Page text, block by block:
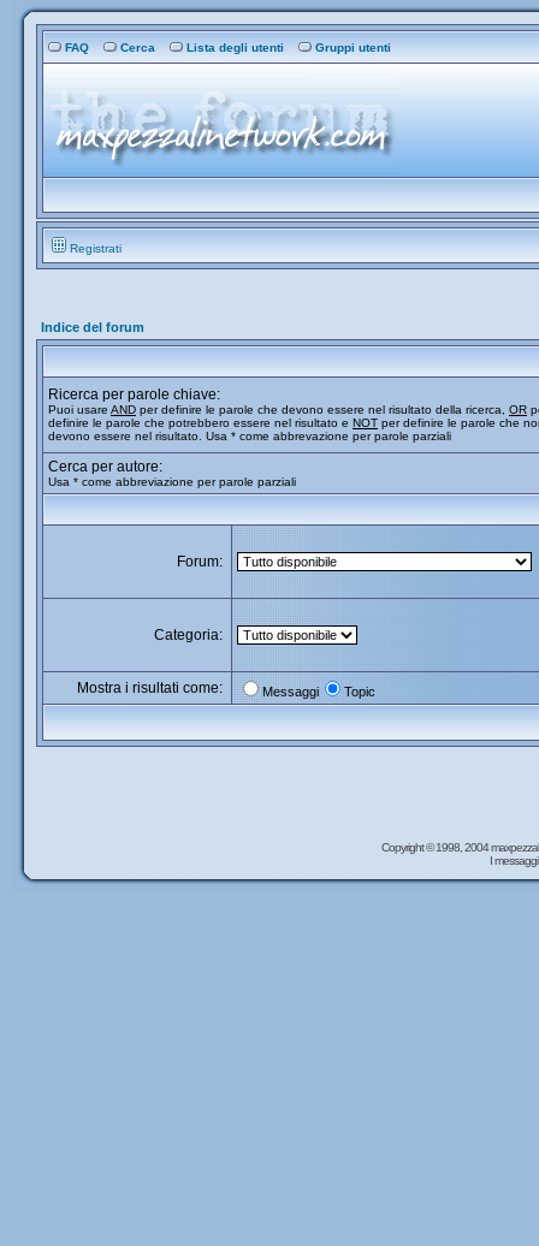
FAQ Cerca Lista degli utenti Gruppi utenti
Registrati
Indice del forum
Ricerca per parole chiave:
Puoi usare AND per definire le parole che devono essere nel risultato della ricerca, OR
definire le parole che potrebbero essere nel risultato e NOT per definire le parole che
devono essere nel risultato. Usa * come abbrevazione per parole parziali
Cerca per autore:
Usa * come abbreviazione per parole parziali
Forum:
Categoria:
Mostra i risultati come: Messaggi Topic
Copyright © 1998, 2004
I